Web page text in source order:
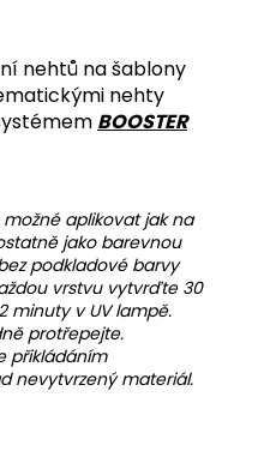
nehtů na šablony
nehty
BOOSTER
aplikovat jak na
jako barevnou
podkladové barvy
vrstvu vytvrďte 30
minuty v UV lampě.
protřepejte.
přikládáním
nevytvrzený materiál.